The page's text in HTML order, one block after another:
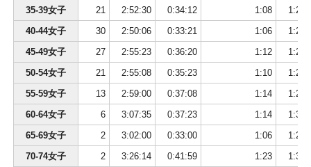
72
9011 西岡 真紀 26 和歌山県
2:18:31
73
3005 青木 睦 50 東京都
2:18:37
74
6109 赤野 史典 43 男 東京都
2:18:42
75
9038 林 真奈美 34 女 静岡県
2:18:52
76
5001 西詰 英敏 43 東京都
2:18:56
77
2082 斎藤 渉 38 山梨県
2:18:57
78
4007 青木 哲哉 47 鳥取県
2:19:07
79
1091 神谷 泰平 30 男 静岡県
2:19:13
80
6039 江夏 志門 41 男 埼玉県
2:19:25
81
5044 原 雅樹 44 東京都
2:19:31
35-39女子
21 2:52:30 0:34:12 1:08
40-44女子
30 2:50:06 0:33:21 1:06
45-49女子
27 2:55:23 0:36:20 1:12
50-54女子
21 2:55:08 0:35:23 1:10
55-59女子
13 2:59:00 0:37:08 1:14
60-64女子
6 3:07:35 0:37:23 1:14
65-69女子
2 3:02:00 0:33:00 1:06
70-74女子
2 3:26:14 0:41:59 1:23